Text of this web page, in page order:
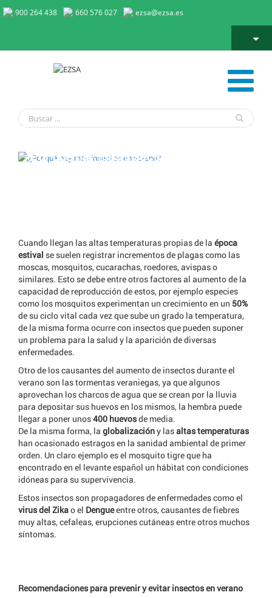
900 264 438 660 576 027 ezsa@ezsa.es
¿Por qué hay más insectos en verano?
Cuando llegan las altas temperaturas propias de la época
estival se suelen registrar incrementos de plagas como las
moscas, mosquitos, cucarachas, roedores, avispas o
similares. Esto se debe entre otros factores al aumento de la
capacidad de reproducción de estos, por ejemplo especies
como los mosquitos experimentan un crecimiento en un 50%
de su ciclo vital cada vez que sube un grado la temperatura,
de la misma forma ocurre con insectos que pueden suponer
un problema para la salud y la aparición de diversas
enfermedades.
Otro de los causantes del aumento de insectos durante el
verano son las tormentas veraniegas, ya que algunos
aprovechan los charcos de agua que se crean por la lluvia
para depositar sus huevos en los mismos, la hembra puede
llegar a poner unos400 huevosde media.
De la misma forma, la globalizacióny lasaltas temperaturas
han ocasionado estragos en la sanidad ambiental de primer
orden. Un claro ejemplo es el mosquito tigre que ha
encontrado en el levante español un hábitat con condiciones
idóneas para su supervivencia.
Estos insectos son propagadores de enfermedades como el
virus del Zikao el Dengueentre otros, causantes de fiebres
muy altas, cefaleas, erupciones cutáneas entre otros muchos
síntomas.
Recomendaciones para prevenir y evitar insectos en verano